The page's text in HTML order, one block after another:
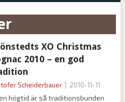
XO Christmas
2010 – en god
Scheiderbauer 2010-11-11
högtid är så traditionsbunden